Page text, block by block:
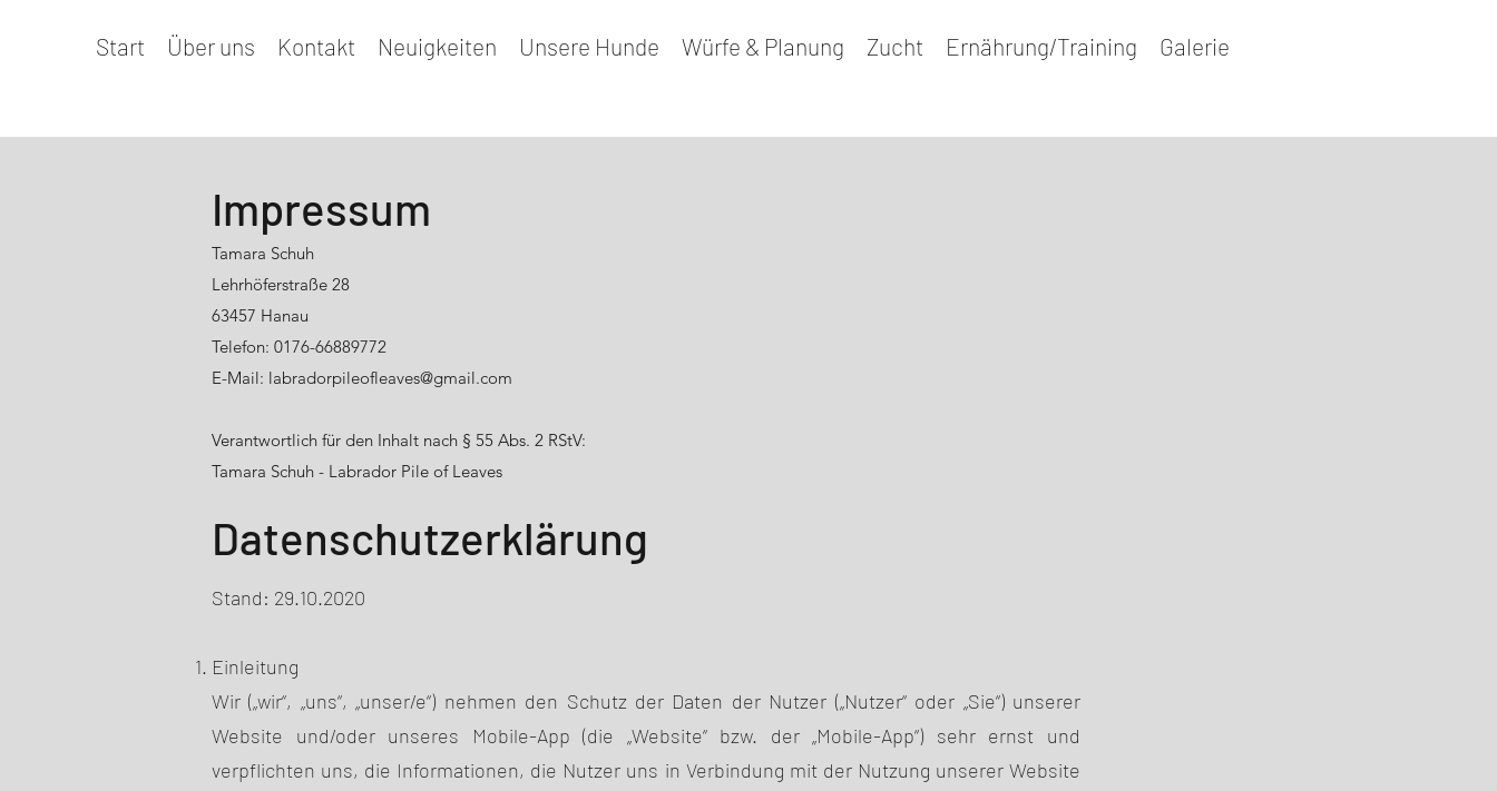
Start Über uns Kontakt Neuigkeiten Unsere Hunde Würfe & Planung Zucht Ernährung/Training Galerie
Impressum
Tamara Schuh
Lehrhöferstraße 28
63457 Hanau
Telefon: 0176-66889772
E-Mail: labradorpileofleaves@gmail.com
Verantwortlich für den Inhalt nach § 55 Abs. 2 RStV:
Tamara Schuh - Labrador Pile of Leaves
Stand: 29.10.2020
Einleitung
Wir („wir“, „uns“, „unser/e“) nehmen den Schutz der Daten der Nutzer („Nutzer“ oder „Sie“) unserer
Website und/oder unseres Mobile-App (die „Website“ bzw. der „Mobile-App“) sehr ernst und
verpflichten uns, die Informationen, die Nutzer uns in Verbindung mit der Nutzung unserer Website
Datenschutzerklärung